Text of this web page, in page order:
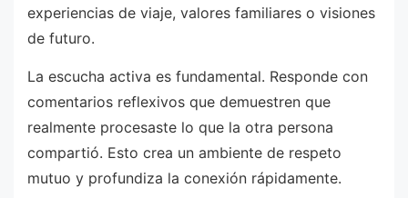
experiencias de viaje, valores familiares o visiones
de futuro.
La escucha activa es fundamental. Responde con
comentarios reflexivos que demuestren que
realmente procesaste lo que la otra persona
compartió. Esto crea un ambiente de respeto
mutuo y profundiza la conexión rápidamente.